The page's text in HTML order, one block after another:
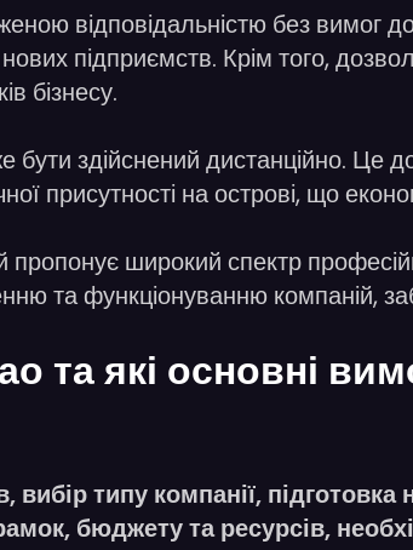
відповідальністю без вимог до
підприємств. Крім того,
бізнесу.
бути здійснений дистанційно. Це
присутності на острові, що
широкий спектр
та функціонуванню компаній,
та які основні
вибір типу компанії,
бюджету та ресурсів,